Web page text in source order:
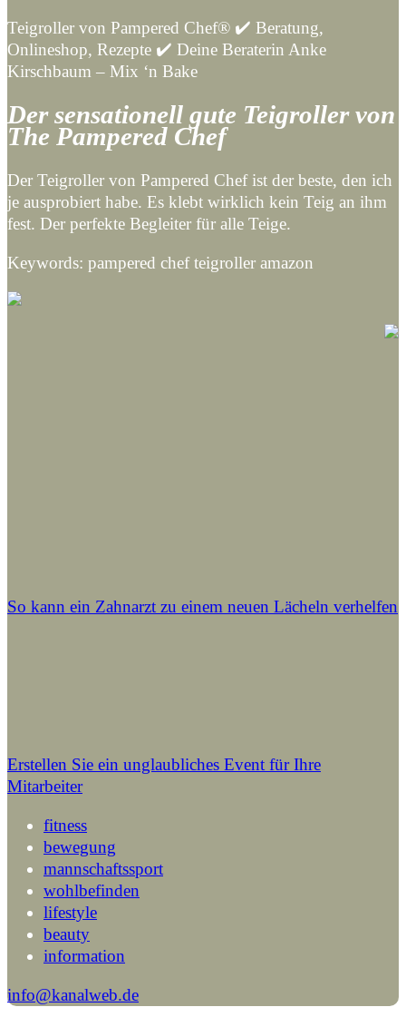
Teigroller von Pampered Chef® ✔️ Beratung,
Onlineshop, Rezepte ✔️ Deine Beraterin Anke
Kirschbaum – Mix ‘n Bake
Der sensationell gute Teigroller von
The Pampered Chef
Der Teigroller von Pampered Chef ist der beste, den ich
je ausprobiert habe. Es klebt wirklich kein Teig an ihm
fest. Der perfekte Begleiter für alle Teige.
Keywords: pampered chef teigroller amazon
So kann ein Zahnarzt zu einem neuen Lächeln verhelfen
Erstellen Sie ein unglaubliches Event für Ihre
Mitarbeiter
fitness
bewegung
mannschaftssport
wohlbefinden
lifestyle
beauty
information
info@kanalweb.de